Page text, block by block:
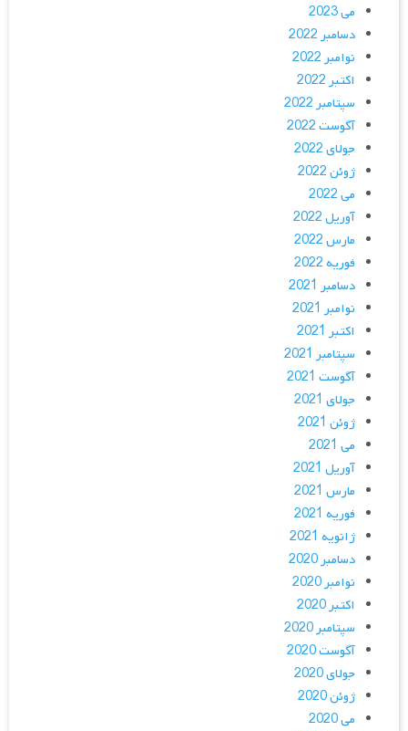
می 2023
دسامبر 2022
نوامبر 2022
اکتبر 2022
سپتامبر 2022
آگوست 2022
جولای 2022
ژوئن 2022
می 2022
آوریل 2022
مارس 2022
فوریه 2022
دسامبر 2021
نوامبر 2021
اکتبر 2021
سپتامبر 2021
آگوست 2021
جولای 2021
ژوئن 2021
می 2021
آوریل 2021
مارس 2021
فوریه 2021
ژانویه 2021
دسامبر 2020
نوامبر 2020
اکتبر 2020
سپتامبر 2020
آگوست 2020
جولای 2020
ژوئن 2020
می 2020